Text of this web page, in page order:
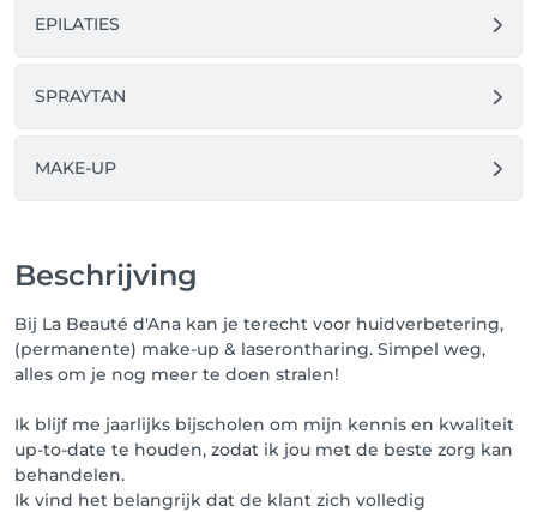
EPILATIES
SPRAYTAN
MAKE-UP
Beschrijving
Bij La Beauté d'Ana kan je terecht voor huidverbetering,
(permanente) make-up & laserontharing. Simpel weg,
alles om je nog meer te doen stralen!
Ik blijf me jaarlijks bijscholen om mijn kennis en kwaliteit
up-to-date te houden, zodat ik jou met de beste zorg kan
behandelen.
Ik vind het belangrijk dat de klant zich volledig